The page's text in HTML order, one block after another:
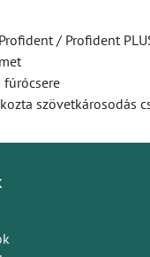
/ Profident
szövetkárosodás